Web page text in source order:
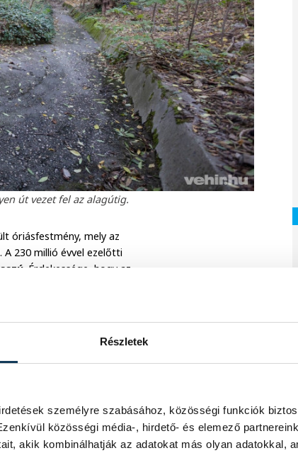
Részletek
személyre szabásához, közösségi funkciók
közösségi média-, hirdető- és elemező
akik kombinálhatják az adatokat más olyan adatokkal,
út vezet fel az alagútig.
óriásfestmény, mely az
230 millió évvel ezelőtti
. Érdekessége, hogy az
értelmezhető képet ad.